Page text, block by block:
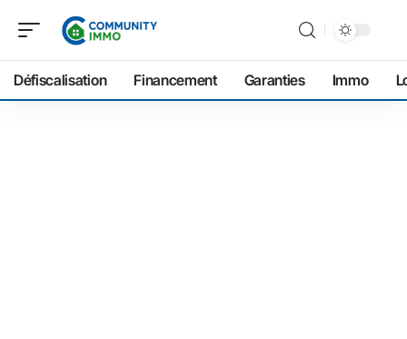
Défiscalisation Financement Garanties Immo